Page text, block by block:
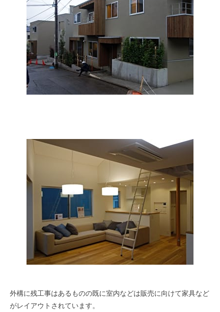
外構に残工事はあるものの既に室内などは販売に向けて家具など
がレイアウトされています。